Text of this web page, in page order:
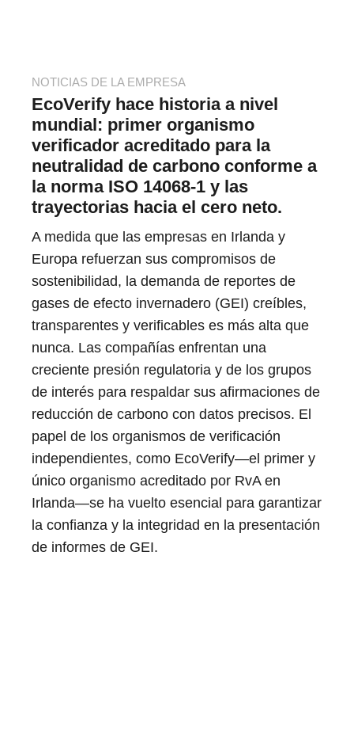
NOTICIAS DE LA EMPRESA
EcoVerify hace historia a nivel
mundial: primer organismo
verificador acreditado para la
neutralidad de carbono conforme a
la norma ISO 14068-1 y las
trayectorias hacia el cero neto.
A medida que las empresas en Irlanda y
Europa refuerzan sus compromisos de
sostenibilidad, la demanda de reportes de
gases de efecto invernadero (GEI) creíbles,
transparentes y verificables es más alta que
nunca. Las compañías enfrentan una
creciente presión regulatoria y de los grupos
de interés para respaldar sus afirmaciones de
reducción de carbono con datos precisos. El
papel de los organismos de verificación
independientes, como EcoVerify—el primer y
único organismo acreditado por RvA en
Irlanda—se ha vuelto esencial para garantizar
la confianza y la integridad en la presentación
de informes de GEI.